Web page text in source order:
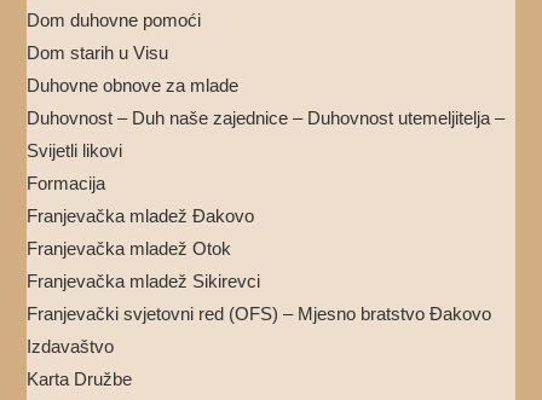
Dom duhovne pomoći
Dom starih u Visu
Duhovne obnove za mlade
Duhovnost – Duh naše zajednice – Duhovnost utemeljitelja –
Svijetli likovi
Formacija
Franjevačka mladež Đakovo
Franjevačka mladež Otok
Franjevačka mladež Sikirevci
Franjevački svjetovni red (OFS) – Mjesno bratstvo Đakovo
Izdavaštvo
Karta Družbe